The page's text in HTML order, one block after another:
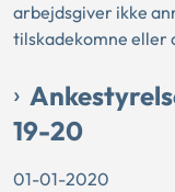
arbejdsgiver ikke
tilskadekomne eller
19-20
01-01-2020